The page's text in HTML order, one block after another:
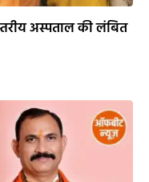
अस्पताल की लंबित